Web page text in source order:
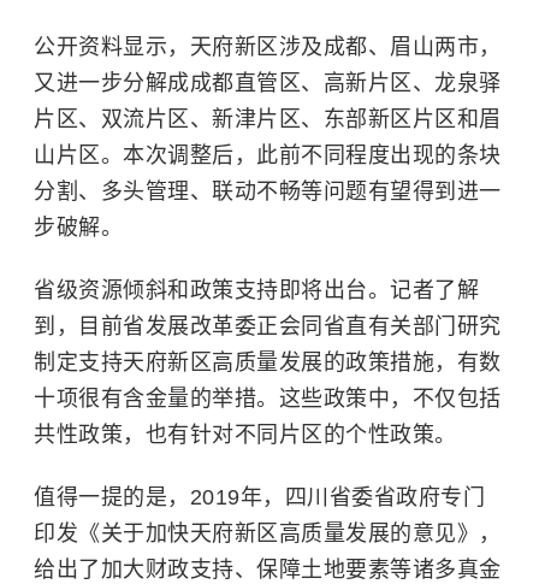
公开资料显示，天府新区涉及成都、眉山两市，
又进一步分解成成都直管区、高新片区、龙泉驿
片区、双流片区、新津片区、东部新区片区和眉
山片区。本次调整后，此前不同程度出现的条块
分割、多头管理、联动不畅等问题有望得到进一
步破解。
省级资源倾斜和政策支持即将出台。记者了解
到，目前省发展改革委正会同省直有关部门研究
制定支持天府新区高质量发展的政策措施，有数
十项很有含金量的举措。这些政策中，不仅包括
共性政策，也有针对不同片区的个性政策。
值得一提的是，2019年，四川省委省政府专门
印发《关于加快天府新区高质量发展的意见》，
给出了加大财政支持、保障土地要素等诸多真金